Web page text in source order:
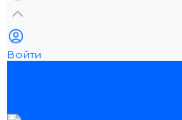
Войти